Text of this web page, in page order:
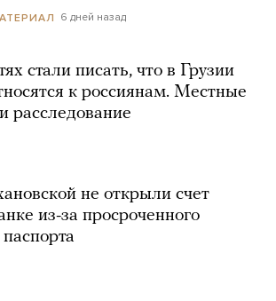
6 дней назад
стали писать, что в Грузии
к россиянам. Местные
расследование
не открыли счет
из-за просроченного
паспорта